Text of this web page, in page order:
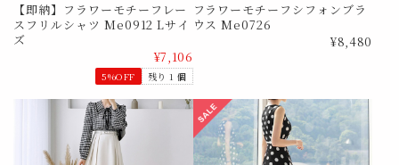
【即納】フラワーモチーフレー
スフリルシャツ Me0912 Lサイ
ズ
¥7,106
5%OFF 残り 1 個
フラワーモチーフシフォンブラ
ウス Me0726
¥8,480